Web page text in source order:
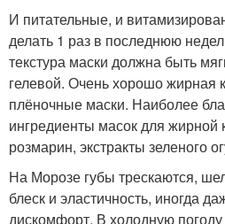
И питательные, и
делать 1 раз в последнюю
текстура маски должна быть
гелевой. Очень хорошо жирная
плёночные маски. Наиболее
ингредиенты масок для жирной
розмарин, экстракты зеленого
На Морозе губы трескаются,
блеск и эластичность, иногда
дискомфорт. В холодную